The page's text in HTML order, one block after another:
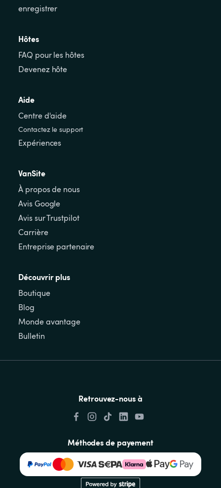
enregistrer
Hôtes
FAQ pour les hôtes
Devenez hôte
Aide
Centre d'aide
Contactez le support
Expériences
VanSite
À propos de nous
Avis Google
Avis sur Trustpilot
Carrière
Entreprise partenaire
Découvrir plus
Boutique
Blog
Monde avantage
Bulletin
Retrouvez-nous à
Méthodes de payement